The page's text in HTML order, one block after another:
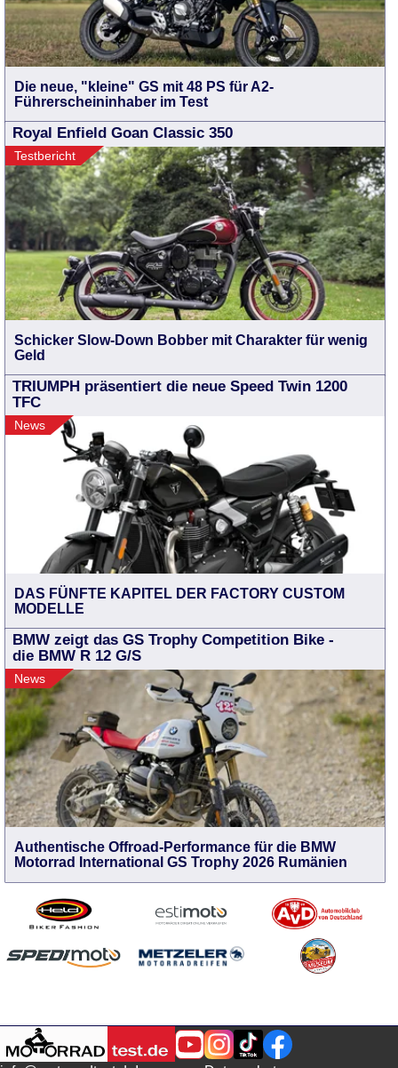
Die neue, "kleine" GS mit 48 PS für A2-
Führerscheininhaber im Test
Royal Enfield Goan Classic 350
Testbericht
Schicker Slow-Down Bobber mit Charakter für wenig
Geld
TRIUMPH präsentiert die neue Speed Twin 1200
TFC
News
DAS FÜNFTE KAPITEL DER FACTORY CUSTOM
MODELLE
BMW zeigt das GS Trophy Competition Bike -
die BMW R 12 G/S
News
Authentische Offroad-Performance für die BMW
Motorrad International GS Trophy 2026 Rumänien